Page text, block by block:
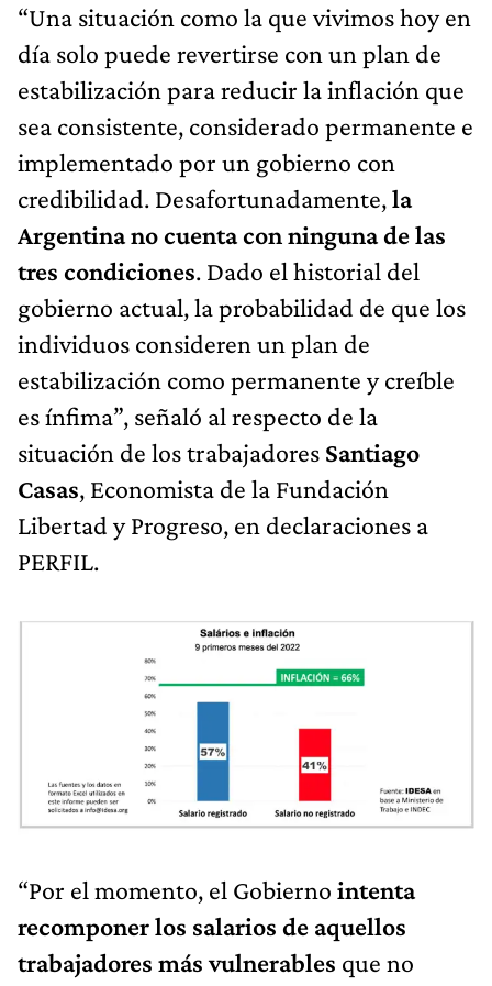
“Una situación como la que vivimos hoy en
día solo puede revertirse con un plan de
estabilización para reducir la inflación que
sea consistente, considerado permanente e
implementado por un gobierno con
credibilidad. Desafortunadamente,la
Argentina no cuenta con ninguna de las
tres condiciones. Dado el historial del
gobierno actual, la probabilidad de que los
individuos consideren un plan de
estabilización como permanente y creíble
es ínfima”, señaló al respecto de la
situación de los trabajadores Santiago
Casas, Economista de la Fundación
Libertad y Progreso, en declaraciones a
PERFIL.
“Por el momento, el Gobierno intenta
recomponer los salarios de aquellos
trabajadores más vulnerables que no